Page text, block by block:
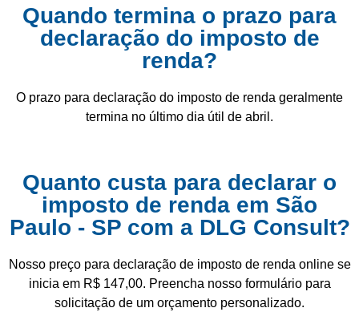
Quando termina o prazo para
declaração do imposto de
renda?
O prazo para declaração do imposto de renda geralmente
termina no último dia útil de abril.
Quanto custa para declarar o
imposto de renda em São
Paulo - SP com a DLG Consult?
Nosso preço para declaração de imposto de renda online se
inicia em R$ 147,00. Preencha nosso formulário para
solicitação de um orçamento personalizado.